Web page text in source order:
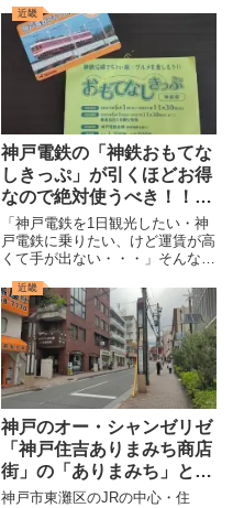
近畿
神戸電鉄の「神鉄おもてな
しきっぷ」が引くほどお得
なので絶対使うべき！！ご
飯＋電車乗り放題で1200
円！
「神戸電鉄を1日観光したい・神
戸電鉄に乗りたい、けど運賃が高
くて手が出ない・・・」そんな方
限定で発売されているのをご存じ
だろうか。その名も、「神鉄おも
てなしきっぷ」なる切符である。
神戸電鉄（一部は神戸市営地下
鉄...
近畿
神戸のオー・シャンゼリゼ
「神戸住吉ありまみち商店
街」の「ありまみち」とは
何なのか
神戸市東灘区のJRの中心・住